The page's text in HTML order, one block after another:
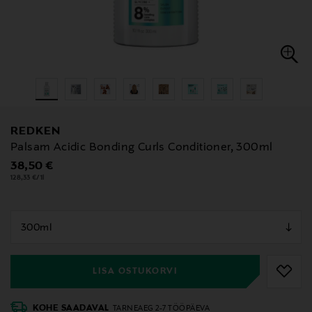
REDKEN
Palsam Acidic Bonding Curls Conditioner, 300ml
Original Price
38,50 €
128,33 €/1l
LISA OSTUKORVI
KOHE SAADAVAL TARNEAEG 2-7 TÖÖPÄEVA